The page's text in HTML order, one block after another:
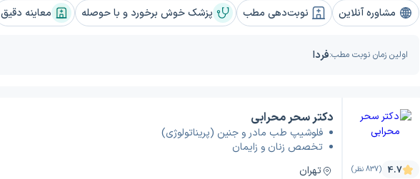
پزشک خوش برخورد و با حوصله معاینه دقیق مشاوره آنلاین نوبت‌دهی مطب
اولین زمان نوبت مطب:فردا
4.7 (837 نظر)
دکتر سحر محرابی
فلوشیپ طب مادر و جنین (پریناتولوژی)
تخصص زنان و زایمان
تهران